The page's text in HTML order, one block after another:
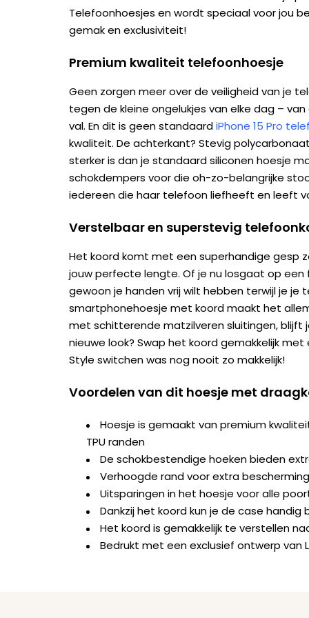
Telefoonhoesjes en wordt speciaal voor jou
gemak en exclusiviteit!
Premium kwaliteit telefoonhoesje
Geen zorgen meer over de veiligheid van je
tegen de kleine ongelukjes van elke dag –
val. En dit is geen standaardiPhone 15 Pro
kwaliteit. De achterkant? Stevig
sterker is dan je standaard siliconen hoesje
schokdempers voor die oh-zo-belangrijke
iedereen die haar telefoon liefheeft en leeft
Verstelbaar en superstevig
Het koord komt met een superhandige gesp
jouw perfecte lengte. Of je nu losgaat op
gewoon je handen vrij wilt hebben terwijl je je
smartphonehoesje met koord maakt het
met schitterende matzilveren sluitingen, blijft
nieuwe look? Swap het koord gemakkelijk
Style switchen was nog nooit zo makkelijk!
Voordelen van dit hoesje met
Hoesje is gemaakt van premium
TPU randen
De schokbestendige hoeken bieden
Verhoogde rand voor extra
Uitsparingen in het hoesje voor alle
Dankzij het koord kun je de case handig
Het koord is gemakkelijk te verstellen
Bedrukt met een exclusief ontwerp van